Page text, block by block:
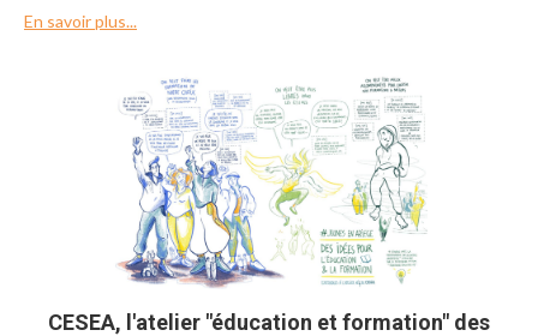
En savoir plus...
CESEA, l'atelier "éducation et formation" des